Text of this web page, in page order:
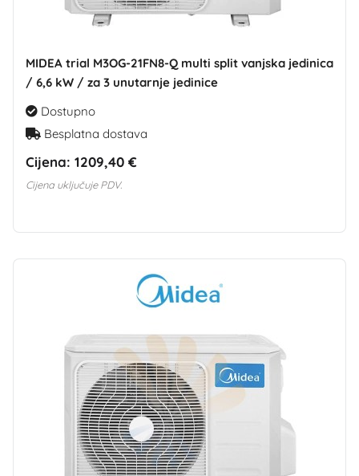
MIDEA trial M3OG-21FN8-Q multi split vanjska jedinica
/ 6,6 kW / za 3 unutarnje jedinice
Dostupno
Besplatna dostava
Cijena: 1209,40 €
Cijena uključuje PDV.